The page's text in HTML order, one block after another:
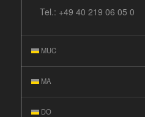
Tel.: +49 40 219 06 05 0
MUC
MA
DO